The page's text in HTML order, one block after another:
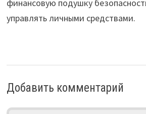
финансовую подушку
управлять личными средствами.
Добавить комментарий